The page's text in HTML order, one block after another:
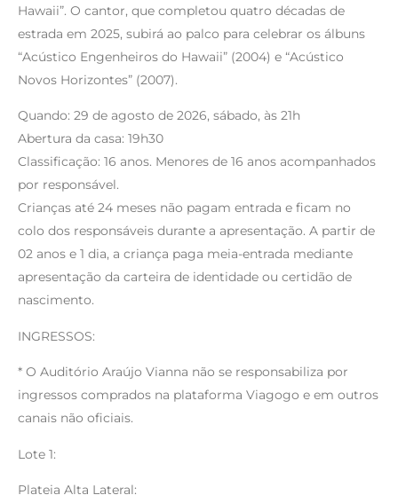
Hawaii”. O cantor, que completou quatro décadas de
estrada em 2025, subirá ao palco para celebrar os álbuns
“Acústico Engenheiros do Hawaii” (2004) e “Acústico
Novos Horizontes” (2007).
Quando: 29 de agosto de 2026, sábado, às 21h
Abertura da casa: 19h30
Classificação: 16 anos. Menores de 16 anos acompanhados
por responsável.
Crianças até 24 meses não pagam entrada e ficam no
colo dos responsáveis durante a apresentação. A partir de
02 anos e 1 dia, a criança paga meia-entrada mediante
apresentação da carteira de identidade ou certidão de
nascimento.
INGRESSOS:
* O Auditório Araújo Vianna não se responsabiliza por
ingressos comprados na plataforma Viagogo e em outros
canais não oficiais.
Lote 1:
Plateia Alta Lateral: